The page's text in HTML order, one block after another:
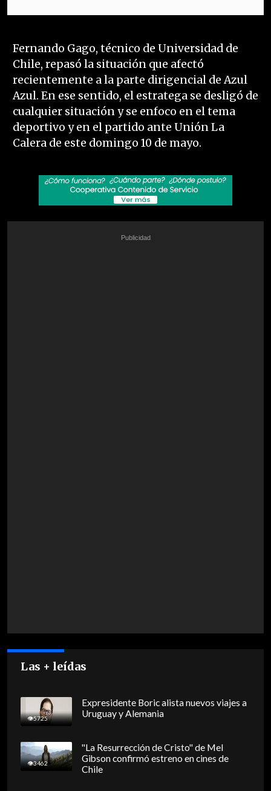
Fernando Gago, técnico de Universidad de
Chile, repasó la situación que afectó
recientemente a la parte dirigencial de Azul
Azul. En ese sentido, el estratega se desligó de
cualquier situación y se enfoco en el tema
deportivo y en el partido ante Unión La
Calera de este domingo 10 de mayo.
Las + leídas
5725
Expresidente Boric alista nuevos viajes a
Uruguay y Alemania
3462
"La Resurrección de Cristo" de Mel
Gibson confirmó estreno en cines de
Chile